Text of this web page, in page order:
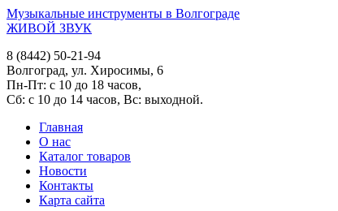
Музыкальные инструменты в Волгограде
ЖИВОЙ ЗВУК
8 (8442) 50-21-94
Волгоград, ул. Хиросимы, 6
Пн-Пт: с 10 до 18 часов,
Сб: с 10 до 14 часов, Вс: выходной.
Главная
О нас
Каталог товаров
Новости
Контакты
Карта сайта